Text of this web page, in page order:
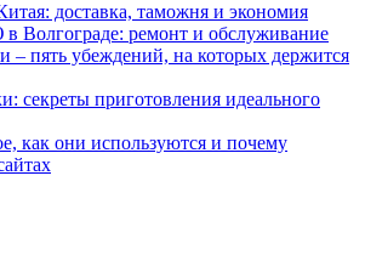
доставка, таможня и экономия
Волгограде: ремонт и обслуживание
пять убеждений, на которых держится
секреты приготовления идеального
как они используются и почему